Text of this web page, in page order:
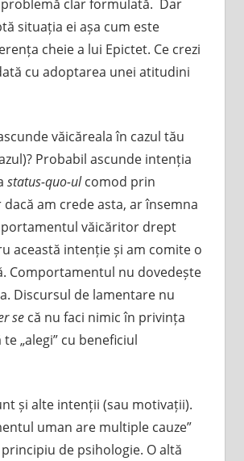
clar formulată. Dar
situația ei așa cum este
cheie a lui Epictet. Ce crezi
cu adoptarea unei atitudini
văicăreala în cazul tău
Probabil ascunde intenția
status-quo-ulcomod prin
am crede asta, ar însemna
văicăritor drept
această intenție și am comite o
Comportamentul nu dovedește
Discursul de lamentare nu
secă nu faci nimic în privința
„alegi” cu beneficiul
și alte intenții (sau motivații).
uman are multiple cauze”
de psihologie. O altă